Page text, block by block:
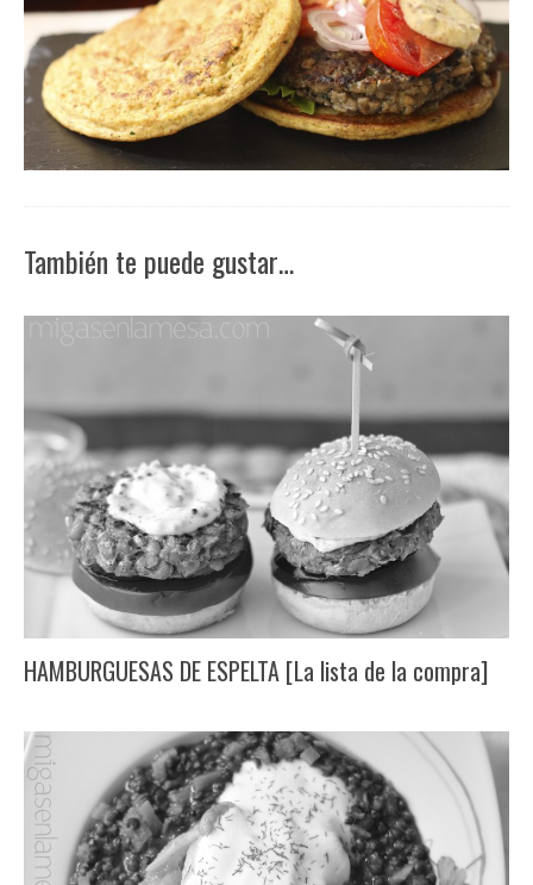
También te puede gustar…
HAMBURGUESAS DE ESPELTA [La lista de la compra]